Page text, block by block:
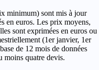
minimum) sont mis à jour
en euros. Les prix moyens,
sont exprimées en euros ou
(1er janvier, 1er
de 12 mois de données
moins quatre devis.